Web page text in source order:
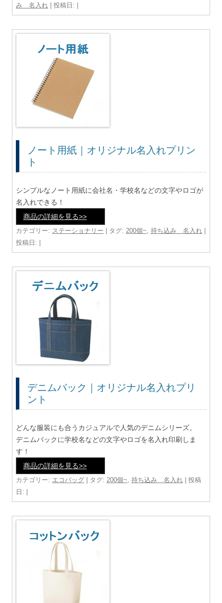
み 名入れ | 投稿日: |
ノート用紙｜オリジナル名入れプリン
ト
シンプルなノート用紙に会社名・学校名などの文字やロゴが
名入れできる！
商品の詳細を見る>>
カテゴリー: ステーショナリー | タグ: 200個~ 持ち込み 名入れ
投稿日:
デニムバック｜オリジナル名入れプリ
ント
どんな服装にも合うカジュアルで人気のデニムシリーズ。
デニムバックに学校名などの文字やロゴを名入れ印刷しま
す！
商品の詳細を見る>>
カテゴリー: エコバッグ | タグ: 200個~, 持ち込み 名入れ | 投稿
日: